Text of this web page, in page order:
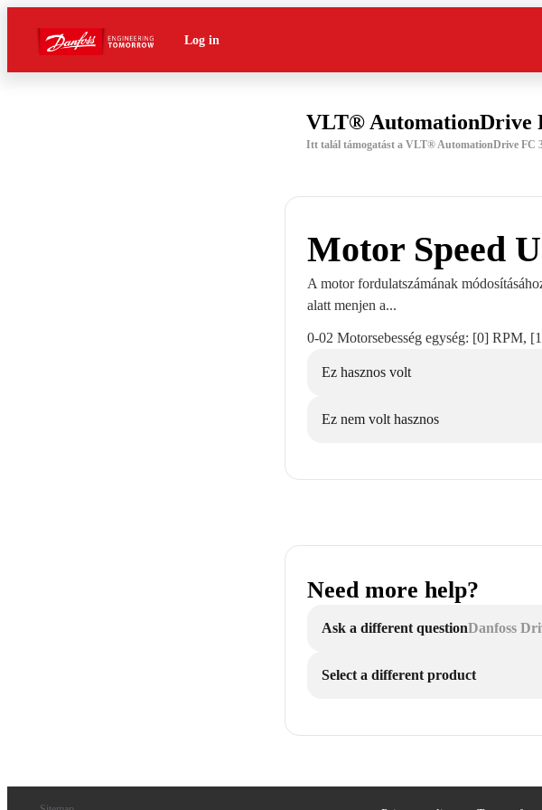
Log in
VLT® AutomationDrive
Itt talál támogatást a VLT® AutomationDrive FC
Motor Speed
A motor fordulatszámának
alatt menjen a...
0-02 Motorsebesség egység: [0] RPM,
Ez hasznos volt
Ez nem volt hasznos
Need more help?
Ask a different questionDanfoss
Select a different product